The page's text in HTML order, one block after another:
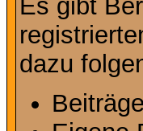
Es gibt
dazu